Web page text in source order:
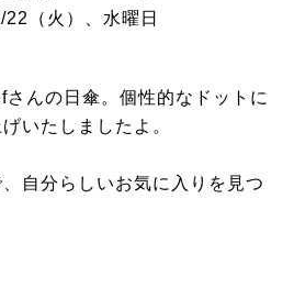
（火）、水曜日
んの日傘。個性的なドットに
いたしましたよ。
、自分らしいお気に入りを見つ